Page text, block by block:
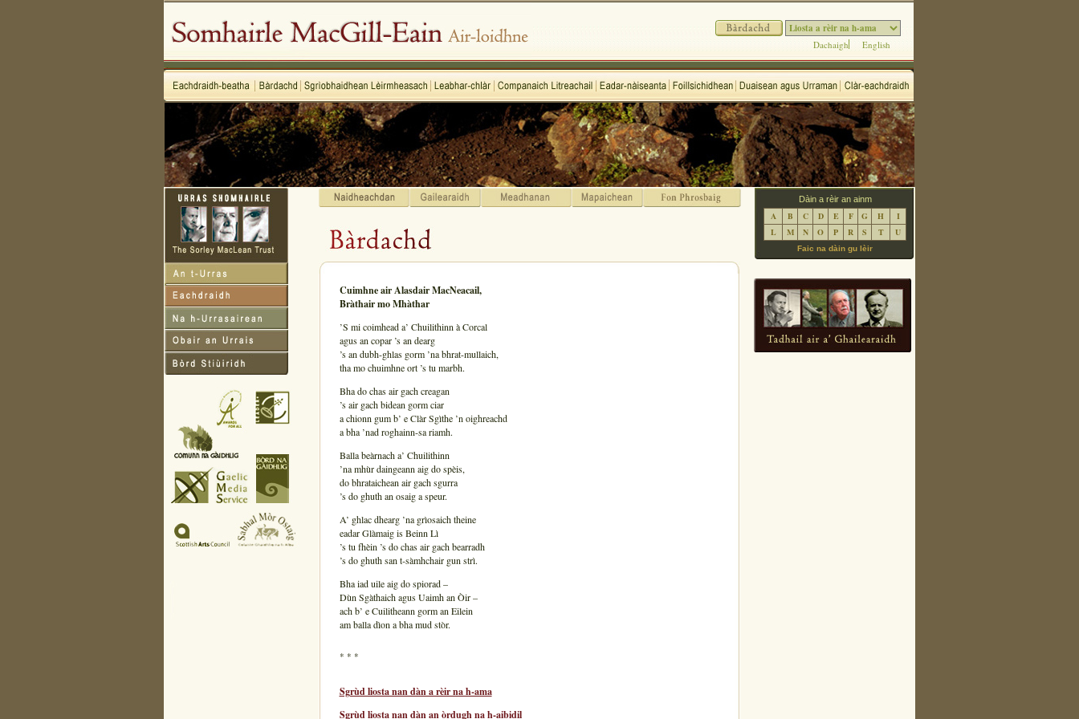
Dachaigh English
Cuimhne air Alasdair MacNeacail,
Bràthair mo Mhàthar
’S mi coimhead a’ Chuilithinn à Corcal
agus an copar ’s an dearg
’s an dubh-ghlas gorm ’na bhrat-mullaich,
tha mo chuimhne ort ’s tu marbh.
Bha do chas air gach creagan
’s air gach bidean gorm ciar
a chionn gum b’ e Clàr Sgìthe ’n oighreachd
a bha ’nad roghainn-sa riamh.
Balla beàrnach a’ Chuilithinn
’na mhùr daingeann aig do spèis,
do bhrataichean air gach sgurra
’s do ghuth an osaig a speur.
A’ ghlac dhearg ’na grìosaich theine
eadar Glàmaig is Beinn Lì
’s tu fhèin ’s do chas air gach bearradh
’s do ghuth san t-sàmhchair gun strì.
Bha iad uile aig do spiorad –
Dùn Sgàthaich agus Uaimh an Òir –
ach b’ e Cuilitheann gorm an Eilein
am balla dìon a bha mud stòr.
* * *
Sgrùd liosta nan dàn a rèir na h-ama
Sgrùd liosta nan dàn an òrdugh na h-aibidil
Dàin a rèir an ainm
A B C D E F G H
I
L
M N O P R S T U
Faic na dàin gu lèir